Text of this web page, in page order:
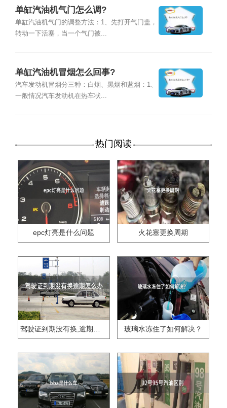
单缸汽油机气门怎么调?
单缸汽油机气门的调整方法：1、先打开气门盖，
转动一下活塞，当一个气门被...
单缸汽油机冒烟怎么回事?
汽车发动机冒烟分三种：白烟、黑烟和蓝烟：1、
一般情况汽车发动机在热车状...
热门阅读
epc灯亮是什么问题 火花塞更换周期
驾驶证到期没有换,逾期怎么办?? 玻璃水冻住了如何解决？